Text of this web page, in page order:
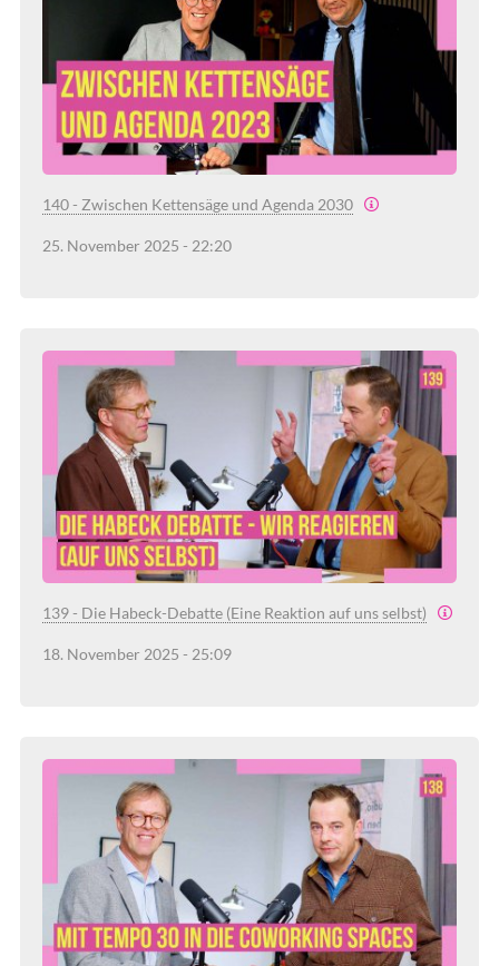
140 - Zwischen Kettensäge und Agenda 2030
25. November 2025 - 22:20
139 - Die Habeck-Debatte (Eine Reaktion auf uns selbst)
18. November 2025 - 25:09